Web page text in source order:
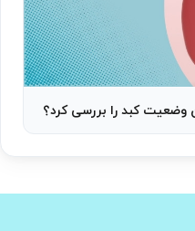
وضعیت کبد را بررسی کرد؟